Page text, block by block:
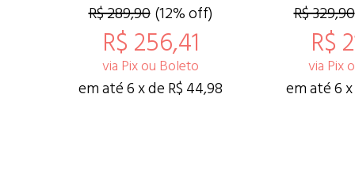
R$ 289,90 (12% off)
R$ 256,41
via Pix ou Boleto
em até 6 x de R$ 44,98
R$ 329,90
R$
via Pix
em até 6